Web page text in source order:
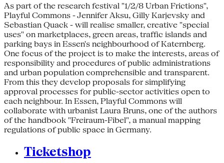
As part of the research festival "1/2/8 Urban Frictions",
Playful Commons - Jennifer Aksu, Gilly Karjevsky and
Sebastian Quack - will realise smaller, creative "special
uses" on marketplaces, green areas, traffic islands and
parking bays in Essen's neighbourhood of Katernberg.
One focus of the project is to make the interests, areas of
responsibility and procedures of public administrations
and urban population comprehensible and transparent.
From this they develop proposals for simplifying
approval processes for public-sector activities open to
each neighbour. In Essen, Playful Commons will
collaborate with urbanist Laura Bruns, one of the authors
of the handbook "Freiraum-Fibel", a manual mapping
regulations of public space in Germany.
Ticketshop